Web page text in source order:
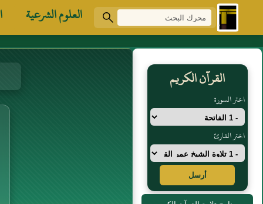
العلوم الشرعية
القرآن الكريم
اختر السورة
اختر القارئ
أرسل